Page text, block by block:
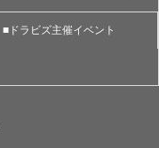
■ドラビズ主催イベント